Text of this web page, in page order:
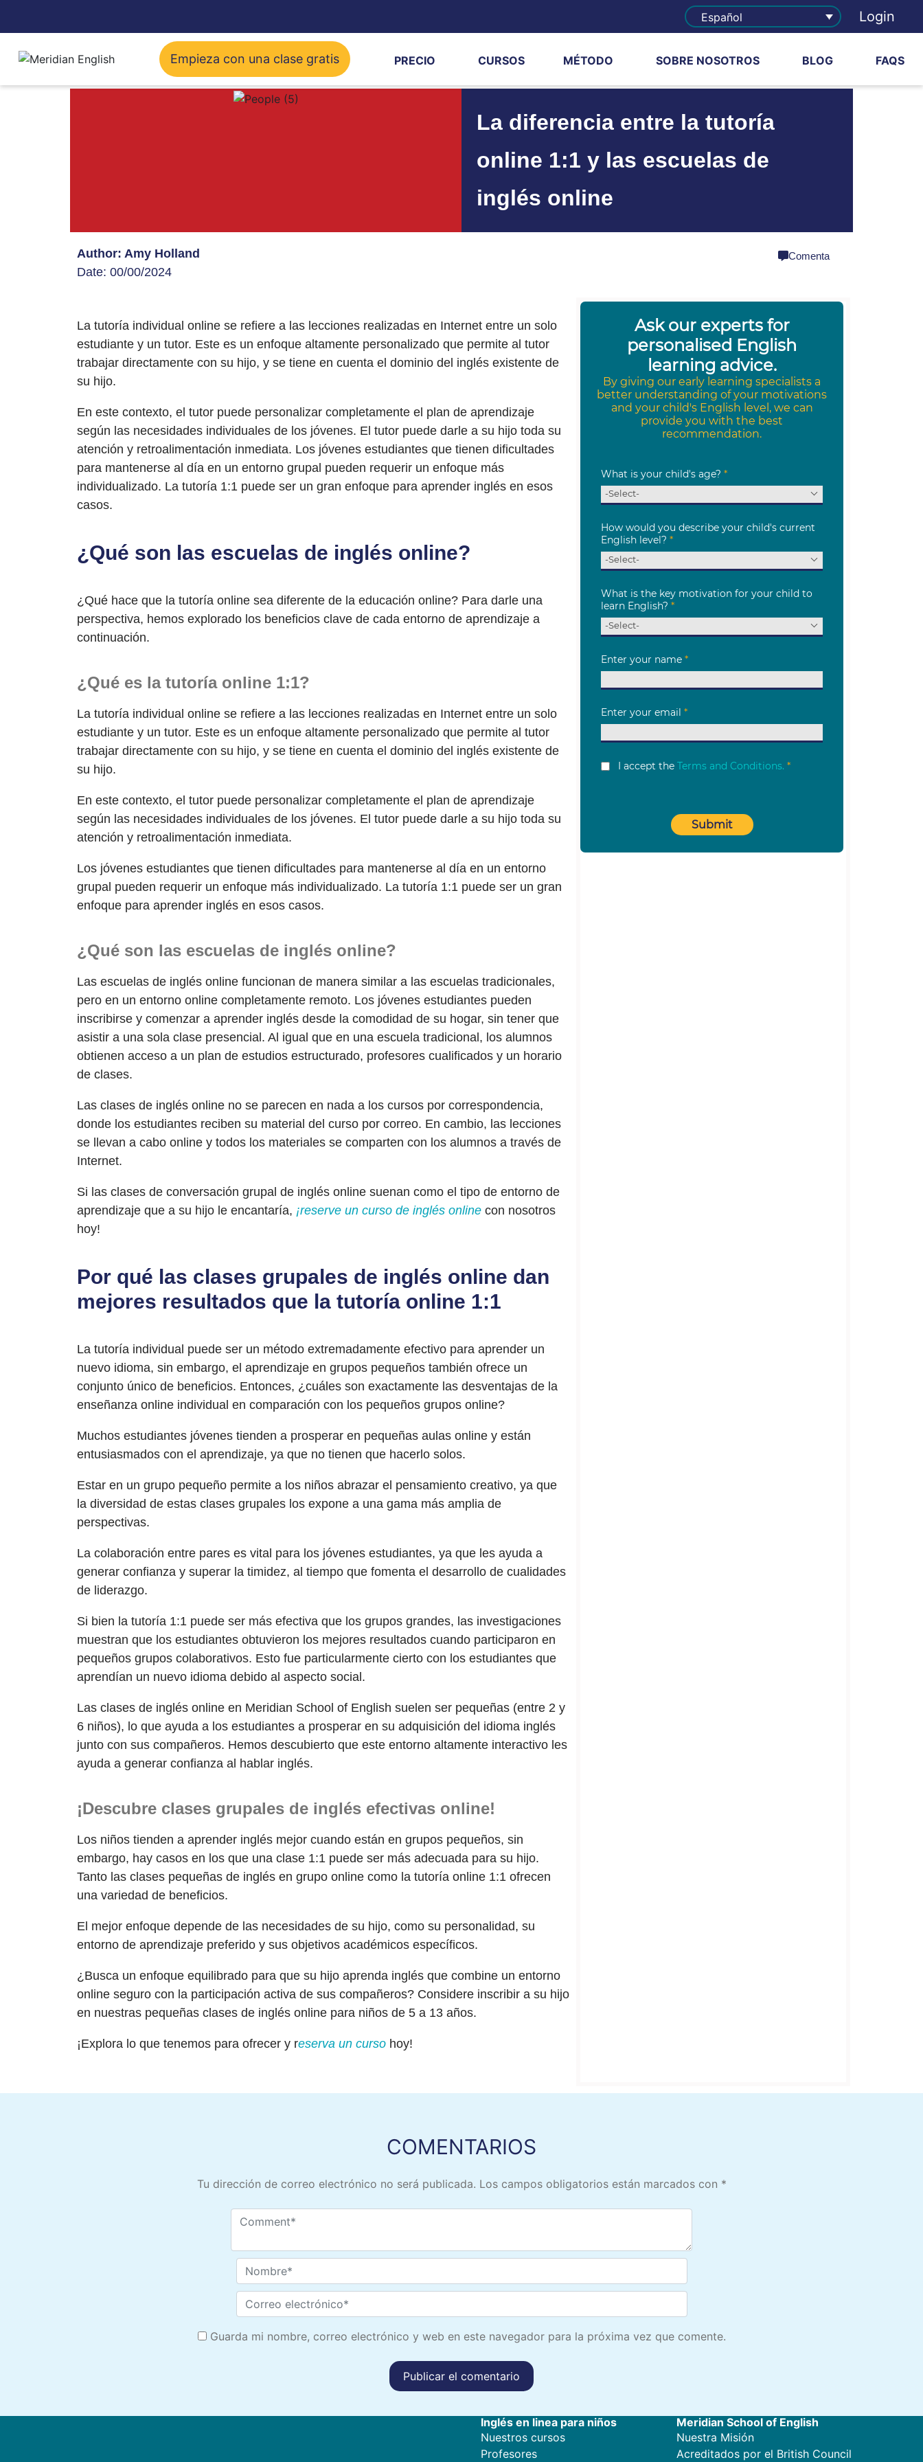
Español Login
Empieza con una clase gratis PRECIO CURSOS MÉTODO SOBRE NOSOTROS BLOG FAQS
La diferencia entre la tutoría
online 1:1 y las escuelas de
inglés online
Author: Amy Holland
Date: 00/00/2024
Comenta
La tutoría individual online se refiere a las lecciones realizadas en Internet entre un solo
estudiante y un tutor. Este es un enfoque altamente personalizado que permite al tutor
trabajar directamente con su hijo, y se tiene en cuenta el dominio del inglés existente de
su hijo.
En este contexto, el tutor puede personalizar completamente el plan de aprendizaje
según las necesidades individuales de los jóvenes. El tutor puede darle a su hijo toda su
atención y retroalimentación inmediata. Los jóvenes estudiantes que tienen dificultades
para mantenerse al día en un entorno grupal pueden requerir un enfoque más
individualizado. La tutoría 1:1 puede ser un gran enfoque para aprender inglés en esos
casos.
¿Qué son las escuelas de inglés online?
¿Qué hace que la tutoría online sea diferente de la educación online? Para darle una
perspectiva, hemos explorado los beneficios clave de cada entorno de aprendizaje a
continuación.
¿Qué es la tutoría online 1:1?
La tutoría individual online se refiere a las lecciones realizadas en Internet entre un solo
estudiante y un tutor. Este es un enfoque altamente personalizado que permite al tutor
trabajar directamente con su hijo, y se tiene en cuenta el dominio del inglés existente de
su hijo.
En este contexto, el tutor puede personalizar completamente el plan de aprendizaje
según las necesidades individuales de los jóvenes. El tutor puede darle a su hijo toda su
atención y retroalimentación inmediata.
Los jóvenes estudiantes que tienen dificultades para mantenerse al día en un entorno
grupal pueden requerir un enfoque más individualizado. La tutoría 1:1 puede ser un gran
enfoque para aprender inglés en esos casos.
¿Qué son las escuelas de inglés online?
Las escuelas de inglés online funcionan de manera similar a las escuelas tradicionales,
pero en un entorno online completamente remoto. Los jóvenes estudiantes pueden
inscribirse y comenzar a aprender inglés desde la comodidad de su hogar, sin tener que
asistir a una sola clase presencial. Al igual que en una escuela tradicional, los alumnos
obtienen acceso a un plan de estudios estructurado, profesores cualificados y un horario
de clases.
Las clases de inglés online no se parecen en nada a los cursos por correspondencia,
donde los estudiantes reciben su material del curso por correo. En cambio, las lecciones
se llevan a cabo online y todos los materiales se comparten con los alumnos a través de
Internet.
Si las clases de conversación grupal de inglés online suenan como el tipo de entorno de
aprendizaje que a su hijo le encantaría, ¡reserve un curso de inglés online con nosotros
hoy!
Por qué las clases grupales de inglés online dan
mejores resultados que la tutoría online 1:1
La tutoría individual puede ser un método extremadamente efectivo para aprender un
nuevo idioma, sin embargo, el aprendizaje en grupos pequeños también ofrece un
conjunto único de beneficios. Entonces, ¿cuáles son exactamente las desventajas de la
enseñanza online individual en comparación con los pequeños grupos online?
Muchos estudiantes jóvenes tienden a prosperar en pequeñas aulas online y están
entusiasmados con el aprendizaje, ya que no tienen que hacerlo solos.
Estar en un grupo pequeño permite a los niños abrazar el pensamiento creativo, ya que
la diversidad de estas clases grupales los expone a una gama más amplia de
perspectivas.
La colaboración entre pares es vital para los jóvenes estudiantes, ya que les ayuda a
generar confianza y superar la timidez, al tiempo que fomenta el desarrollo de cualidades
de liderazgo.
Si bien la tutoría 1:1 puede ser más efectiva que los grupos grandes, las investigaciones
muestran que los estudiantes obtuvieron los mejores resultados cuando participaron en
pequeños grupos colaborativos. Esto fue particularmente cierto con los estudiantes que
aprendían un nuevo idioma debido al aspecto social.
Las clases de inglés online en Meridian School of English suelen ser pequeñas (entre 2 y
6 niños), lo que ayuda a los estudiantes a prosperar en su adquisición del idioma inglés
junto con sus compañeros. Hemos descubierto que este entorno altamente interactivo les
ayuda a generar confianza al hablar inglés.
¡Descubre clases grupales de inglés efectivas online!
Los niños tienden a aprender inglés mejor cuando están en grupos pequeños, sin
embargo, hay casos en los que una clase 1:1 puede ser más adecuada para su hijo.
Tanto las clases pequeñas de inglés en grupo online como la tutoría online 1:1 ofrecen
una variedad de beneficios.
El mejor enfoque depende de las necesidades de su hijo, como su personalidad, su
entorno de aprendizaje preferido y sus objetivos académicos específicos.
¿Busca un enfoque equilibrado para que su hijo aprenda inglés que combine un entorno
online seguro con la participación activa de sus compañeros? Considere inscribir a su hijo
en nuestras pequeñas clases de inglés online para niños de 5 a 13 años.
¡Explora lo que tenemos para ofrecer y reserva un curso hoy!
COMENTARIOS
Tu dirección de correo electrónico no será publicada. Los campos obligatorios están marcados con *
Guarda mi nombre, correo electrónico y web en este navegador para la próxima vez que comente.
Inglés en linea para niños
Nuestros cursos
Profesores
Meridian School of English
Nuestra Misión
Acreditados por el British Council